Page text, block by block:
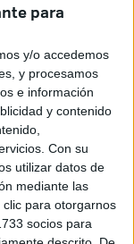
para
y/o accedemos
y procesamos
e información
y contenido
Con su
utilizar datos de
mediante las
para otorgarnos
socios para
de Antonio
Sport de
de España
los de Ceuta